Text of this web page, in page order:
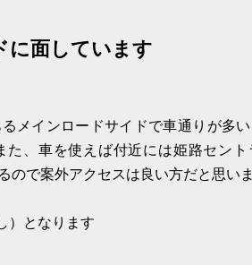
に面しています
メインロードサイドで車通りが多
、車を使えば付近には姫路セン
で案外アクセスは良い方だと思いま
）となります